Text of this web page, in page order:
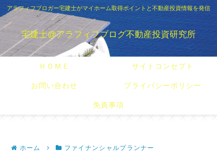
アラフィフブロガー宅建士がマイホーム取得ポイントと不動産投資情報を発信
宅建士@アラフィフブログ不動産投資研究所
ＨＯＭＥ サイトコンセプト
お問い合わせ プライバシーポリシー
免責事項
ホーム ファイナンシャルプランナー